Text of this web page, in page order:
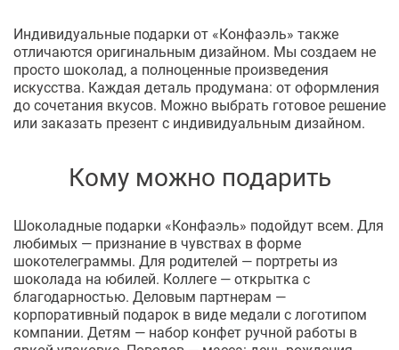
Индивидуальные подарки от «Конфаэль» также
отличаются оригинальным дизайном. Мы создаем не
просто шоколад, а полноценные произведения
искусства. Каждая деталь продумана: от оформления
до сочетания вкусов. Можно выбрать готовое решение
или заказать презент с индивидуальным дизайном.
Кому можно подарить
Шоколадные подарки «Конфаэль» подойдут всем. Для
любимых — признание в чувствах в форме
шокотелеграммы. Для родителей — портреты из
шоколада на юбилей. Коллеге — открытка с
благодарностью. Деловым партнерам —
корпоративный подарок в виде медали с логотипом
компании. Детям — набор конфет ручной работы в